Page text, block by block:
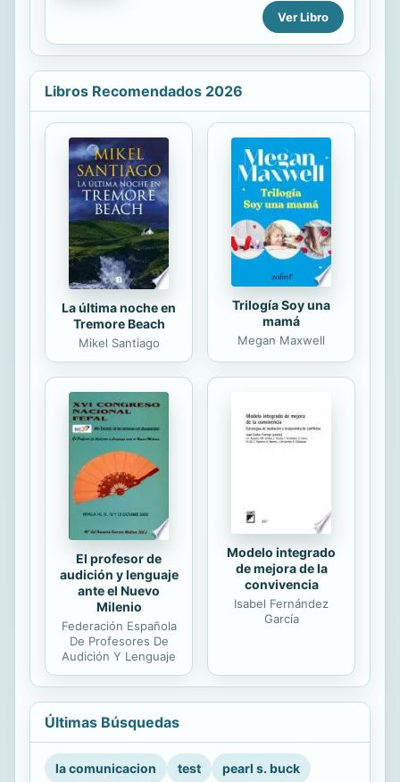
Vietnam. Reseña: «Sin ninguna duda,
esta novela ambiciosa y...
Narrador des de la seva infància, a
Pel cantó de Swann, fins a la
maduresa, a El temps recobrat; un
camí de descoberta i creixement
d'escriptor. El temps, l'amor, la
gelosia, l'art, l'individu enfront de la
societat, la mort... És una obra total
que conté en ella mateixa una
filosofia i encara avui ens interpel·la
amb tota la seva força creativa, ara
en la traducció —acurada i
respectuosa amb l'estil sinuós de
l'autor— de...
Ver Libro
Libros Recomendados 2026
La última noche en
Tremore Beach
Mikel Santiago
Trilogía Soy una
mamá
Megan Maxwell
El profesor de
audición y lenguaje
ante el Nuevo
Milenio
Federación Española
De Profesores De
Audición Y Lenguaje
Modelo integrado
de mejora de la
convivencia
Isabel Fernández
García
Últimas Búsquedas
la comunicacion test
pearl s. buck